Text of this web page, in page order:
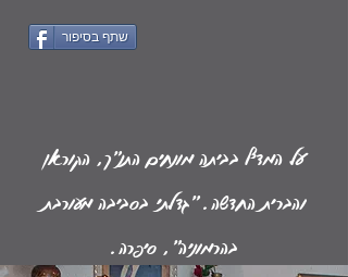
על המדף בביתה מונחים התנ"ך, הקוראן
והברית החדשה. "גדלתי בסביבה מעורבת
בהרמוניה", סיפרה.
שתף בסיפור